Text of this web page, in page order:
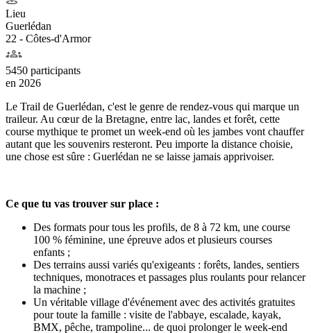
Lieu
Guerlédan
22 - Côtes-d'Armor
5450 participants
en 2026
Le Trail de Guerlédan, c'est le genre de rendez-vous qui marque un
traileur. Au cœur de la Bretagne, entre lac, landes et forêt, cette
course mythique te promet un week-end où les jambes vont chauffer
autant que les souvenirs resteront. Peu importe la distance choisie,
une chose est sûre : Guerlédan ne se laisse jamais apprivoiser.
Ce que tu vas trouver sur place :
Des formats pour tous les profils, de 8 à 72 km, une course
100 % féminine, une épreuve ados et plusieurs courses
enfants ;
Des terrains aussi variés qu'exigeants : forêts, landes, sentiers
techniques, monotraces et passages plus roulants pour relancer
la machine ;
Un véritable village d'événement avec des activités gratuites
pour toute la famille : visite de l'abbaye, escalade, kayak,
BMX, pêche, trampoline... de quoi prolonger le week-end